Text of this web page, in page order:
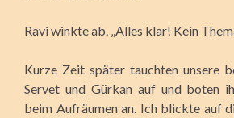
Ravi winkte ab. „Alles klar! Kein
Kurze Zeit später tauchten unsere
Servet und Gürkan auf und boten
beim Aufräumen an. Ich blickte auf